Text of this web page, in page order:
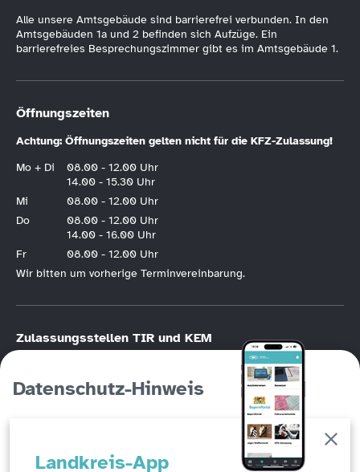
Datenschutz-Hinweis
Auf dieser Seite werden Cookies eingesetzt, um ein
erweitertes Benutzungserlebnis zu erzeugen und die
Landkreis-App
Alle unsere Amtsgebäude sind barrierefrei verbunden. In den
Amtsgebäuden 1a und 2 befinden sich Aufzüge. Ein
barrierefreies Besprechungszimmer gibt es im Amtsgebäude 1.
Öffnungszeiten
Achtung: Öffnungszeiten gelten nicht für die KFZ-Zulassung!
Mo + Di
08.00 - 12.00 Uhr
14.00 - 15.30 Uhr
Mi
08.00 - 12.00 Uhr
Do
08.00 - 12.00 Uhr
14.00 - 16.00 Uhr
Fr
08.00 - 12.00 Uhr
Wir bitten um vorherige Terminvereinbarung.
Zulassungsstellen TIR und KEM
Online-Terminvereinbarung
Bitte halten Sie die Hotline der KFZ-Terminvereinbarung unbedingt frei, wenn
Sie die Möglichkeit der Online-Registrierung haben. Die KFZ-Hotline
09642/707760) ist in erster Linie für
Abfallwirtschaftszentrum Steinmühle –